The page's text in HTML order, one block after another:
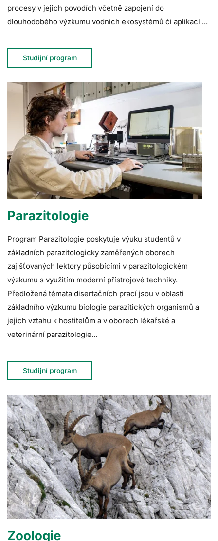
procesy v jejich povodích včetně zapojení do
dlouhodobého výzkumu vodních ekosystémů či aplikací ...
Studijní program
Parazitologie
Program Parazitologie poskytuje výuku studentů v
základních parazitologicky zaměřených oborech
zajišťovaných lektory působícími v parazitologickém
výzkumu s využitím moderní přístrojové techniky.
Předložená témata disertačních prací jsou v oblasti
základního výzkumu biologie parazitických organismů a
jejich vztahu k hostitelům a v oborech lékařské a
veterinární parazitologie...
Studijní program
Zoologie